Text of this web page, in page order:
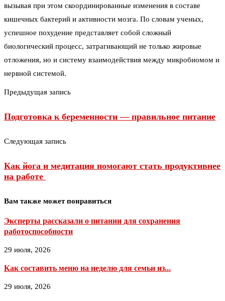
вызывая при этом скоординированные изменения в составе
кишечных бактерий и активности мозга. По словам ученых,
успешное похудение представляет собой сложный
биологический процесс, затрагивающий не только жировые
отложения, но и систему взаимодействия между микробиомом и
нервной системой.
Предыдущая запись
Подготовка к беременности — правильное питание
Следующая запись
Как йога и медитация помогают стать продуктивнее
на работе
Вам также может понравиться
Эксперты рассказали о питании для сохранения
работоспособности
29 июля, 2026
Как составить меню на неделю для семьи из...
29 июля, 2026